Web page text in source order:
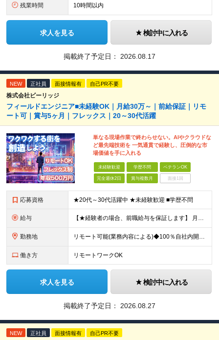
残業時間 10時間以内
求人を見る 検討中に入れる
掲載終了予定日： 2026.08.17
NEW 正社員 面接情報有 自己PR不要
株式会社ビーリッジ
フィールドエンジニア■未経験OK｜月給30万～｜前給保証｜リモ
ート可｜賞与5ヶ月｜フレックス｜20～30代活躍
単なる現場作業で終わらせない。AIやクラウドな
ど最先端技術を 一気通貫で経験し、圧倒的な市
場価値を手に入れる
未経験歓迎 学歴不問 ベテランOK
完全週休2日 賞与複数月 面接1回
応募資格 ★20代～30代活躍中 ★未経験歓迎 ■学歴不問
給与 【★経験者の場合、前職給与を保証します】 月給30万円以上＋賞与年2回（※5ヶ月分支給実績あり） ※上記は最低保証額です。 ご経験やスキルに応じて当社規定内で決定します ※試用期間3ヶ月間あり・労
勤務地 リモート可能(業務内容による)◆100％自社内開発 所在地：神奈川県横浜市港北区新横浜3-8-11 メットライフ新横浜ビル10F (変更の範囲)上記を除く当社関連勤務地 ※機器の導入立会いのため出
働き方 リモートワークOK
求人を見る 検討中に入れる
掲載終了予定日： 2026.08.27
NEW 正社員 面接情報有 自己PR不要